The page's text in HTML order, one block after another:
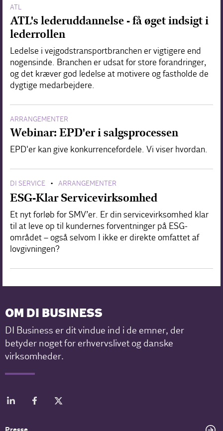
ATL
ATL's lederuddannelse - få øget indsigt i
lederrollen
Ledelse i vejgodstransportbranchen er vigtigere end
nogensinde. Branchen er udsat for store forandringer,
og det kræver god ledelse at motivere og fastholde de
dygtige medarbejdere.
ARRANGEMENTER
Webinar: EPD'er i salgsprocessen
EPD'er kan give konkurrencefordele. Vi viser hvordan.
DI SERVICE • ARRANGEMENTER
ESG-Klar Servicevirksomhed
Et nyt forløb for SMV’er. Er din servicevirksomhed klar
til at leve op til kundernes forventninger på ESG-
området – også selvom I ikke er direkte omfattet af
lovgivningen?
OM DI BUSINESS
DI Business er dit vindue ind i de emner, der
betyder noget for erhvervslivet og danske
virksomheder.